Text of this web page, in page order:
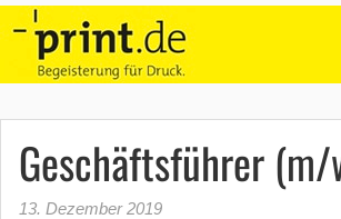
Geschäftsführer
13. Dezember 2019